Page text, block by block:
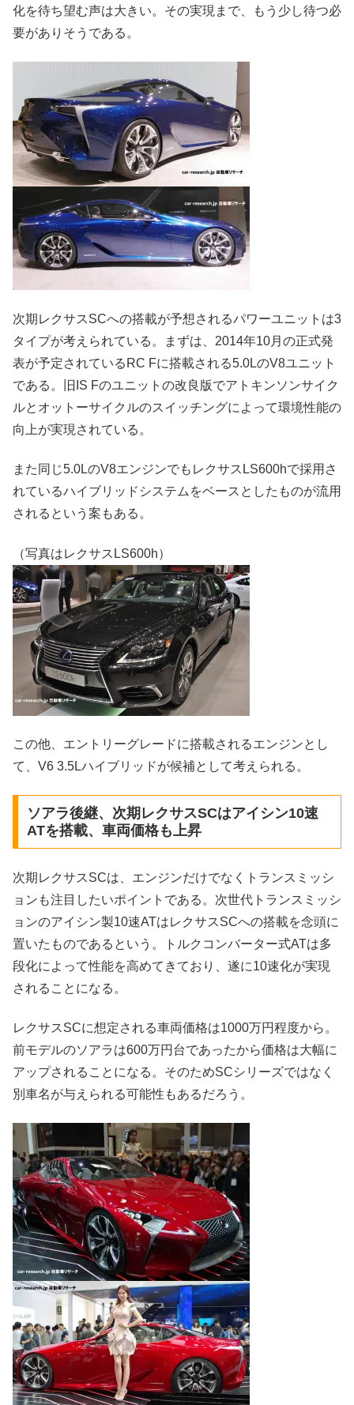
化を待ち望む声は大きい。その実現まで、もう少し待つ必
要がありそうである。
次期レクサスSCへの搭載が予想されるパワーユニットは3
タイプが考えられている。まずは、2014年10月の正式発
表が予定されているRC Fに搭載される5.0LのV8ユニット
である。旧IS Fのユニットの改良版でアトキンソンサイク
ルとオットーサイクルのスイッチングによって環境性能の
向上が実現されている。
また同じ5.0LのV8エンジンでもレクサスLS600hで採用さ
れているハイブリッドシステムをベースとしたものが流用
されるという案もある。
（写真はレクサスLS600h）
この他、エントリーグレードに搭載されるエンジンとし
て、V6 3.5Lハイブリッドが候補として考えられる。
ソアラ後継、次期レクサスSCはアイシン10速
ATを搭載、車両価格も上昇
次期レクサスSCは、エンジンだけでなくトランスミッシ
ョンも注目したいポイントである。次世代トランスミッシ
ョンのアイシン製10速ATはレクサスSCへの搭載を念頭に
置いたものであるという。トルクコンバーター式ATは多
段化によって性能を高めてきており、遂に10速化が実現
されることになる。
レクサスSCに想定される車両価格は1000万円程度から。
前モデルのソアラは600万円台であったから価格は大幅に
アップされることになる。そのためSCシリーズではなく
別車名が与えられる可能性もあるだろう。